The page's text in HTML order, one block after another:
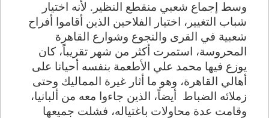
وسط إجماع شعبي منقطع النظير. لأنه اختيار
شباب التغيير، اختيار الفلاحين الذين أقاموا أفراح
شعبية في القرى والنجوع وشوارع القاهرة
المحروسة، استمرت أكثر من شهر تقريباً، كان
يوزع فيها محمد علي الأطعمة بنفسه أحيانا على
أهالي القاهرة، وهو ما أثار غيرة المماليك وحتى
زملائه الضباط أيضاً، الذين جاءوا معه من ألبانيا،
وقامت عدة محاولات باغتياله، فشلت جميعها